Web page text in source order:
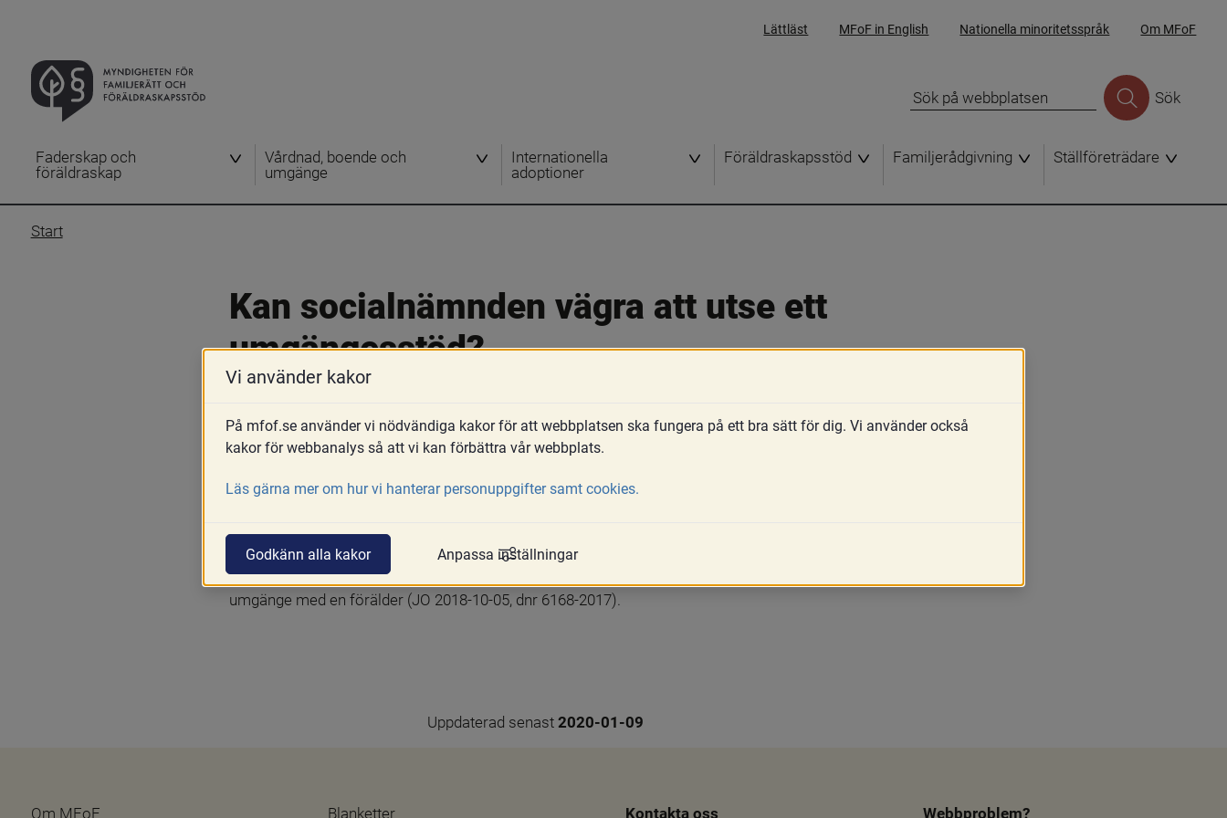
Lättläst MFoF in English Nationella minoritetsspråk Om MFoF
Sök
Faderskap och
föräldraskap
Vårdnad, boende och
umgänge
Internationella
adoptioner
Föräldraskapsstöd Familjerådgivning Ställföreträdare
Start
Kan socialnämnden vägra att utse ett
umgängesstöd?
utan det är domstolen som ska ta ställning i den frågan. Nämndens handläggning är begränsad till att verkställa
JO anser att även om det ligger i sakens natur att nämnden kan ställa upp vissa ordningsföreskrifter och liknande
när den tillhandahåller umgängesstöd får nämnden inte ställa upp villkor som i praktiken begränsar barnets rätt till
umgänge med en förälder (JO 2018-10-05, dnr 6168-2017).
Uppdaterad senast 2020-01-09
Om MFoF Blanketter Kontakta oss Webbproblem?
Vi använder kakor
På mfof.se använder vi nödvändiga kakor för att webbplatsen ska fungera på ett bra sätt för dig. Vi använder också
kakor för webbanalys så att vi kan förbättra vår webbplats.
Läs gärna mer om hur vi hanterar personuppgifter samt cookies.
Godkänn alla kakor Anpassa inställningar